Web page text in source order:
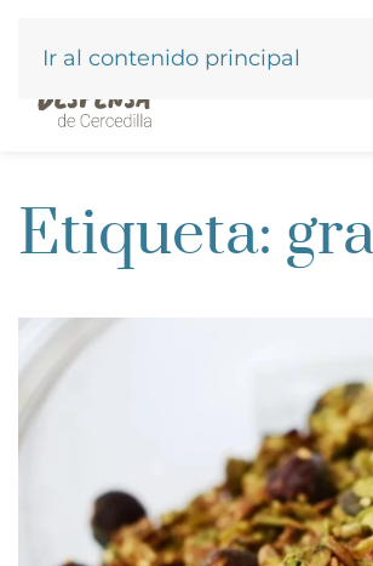
Ir al contenido principal
Etiqueta: